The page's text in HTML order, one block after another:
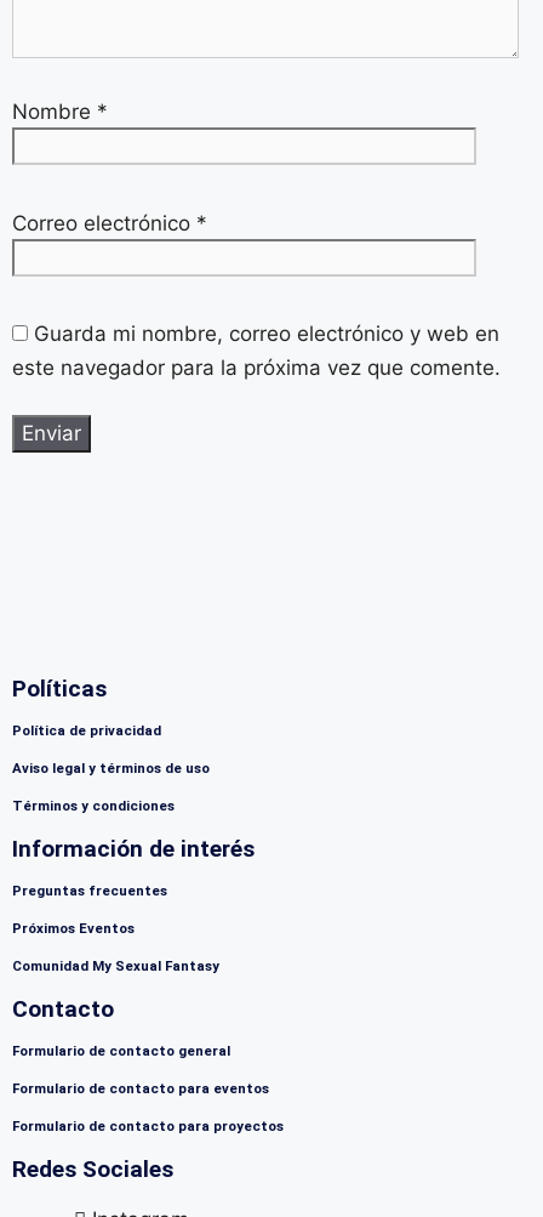
Nombre *
Correo electrónico *
Guarda mi nombre, correo electrónico y web en
este navegador para la próxima vez que comente.
Políticas
Política de privacidad
Aviso legal y términos de uso
Términos y condiciones
Información de interés
Preguntas frecuentes
Próximos Eventos
Comunidad My Sexual Fantasy
Contacto
Formulario de contacto general
Formulario de contacto para eventos
Formulario de contacto para proyectos
Redes Sociales